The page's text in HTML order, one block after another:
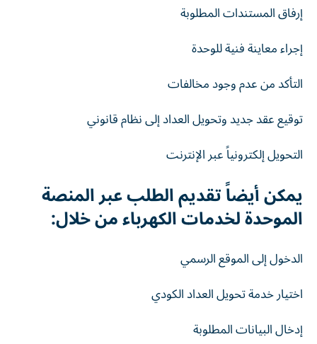
إرفاق المستندات المطلوبة
إجراء معاينة فنية للوحدة
التأكد من عدم وجود مخالفات
توقيع عقد جديد وتحويل العداد إلى نظام قانوني
التحويل إلكترونياً عبر الإنترنت
يمكن أيضاً تقديم الطلب عبر المنصة
الموحدة لخدمات الكهرباء من خلال:
الدخول إلى الموقع الرسمي
اختيار خدمة تحويل العداد الكودي
إدخال البيانات المطلوبة